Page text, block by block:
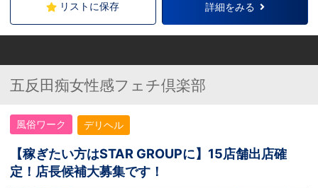
島 九州 福岡・熊本
リストに保存 詳細をみる
五反田痴女性感フェチ倶楽部
風俗ワーク デリヘル
【稼ぎたい方はSTAR GROUPに】15店舗出店確
定！店長候補大募集です！